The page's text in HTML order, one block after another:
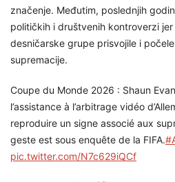
značenje. Međutim, poslednjih
političkih i društvenih kontroverzi
desničarske grupe prisvojile i
supremacije.
Coupe du Monde 2026 : Shaun
l’assistance à l’arbitrage vidéo
reproduire un signe associé aux
geste est sous enquête de la FIFA.
pic.twitter.com/N7c629iQCf